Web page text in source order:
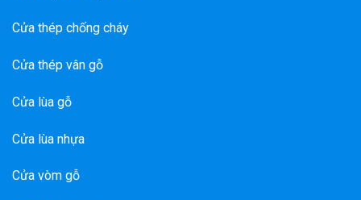
Cửa thép chống cháy
Cửa thép vân gỗ
Cửa lùa gỗ
Cửa lùa nhựa
Cửa vòm gỗ